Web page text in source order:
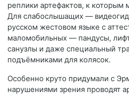
реплики артефактов, к которым
Для слабослышащих —
русском жестовом языке с
маломобильных — пандусы,
санузлы и даже специальный
подъёмниками для колясок.
Особенно круто придумали с
нарушениями зрения проводят